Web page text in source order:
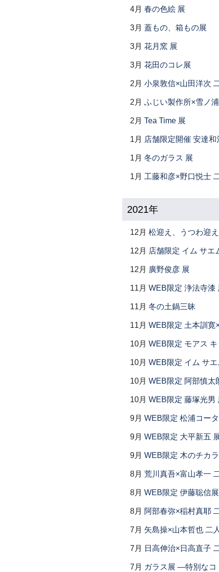
4月 春の色絵 展
3月 蓋もの、箱もの展
3月 花月窯 展
3月 花田のコレ展
2月 小泉敦信×山田洋次
2月 ふじい製作所×雪ノ
2月 Tea Time 展
1月 店舗限定開催 安達和
1月 冬のガラス 展
1月 工藤和彦×野口悦士
2021年
12月 松迎え、うつわ迎
12月 店舗限定 イム サ
12月 廣野俊彦 展
11月 WEB限定 浄法寺漆
11月 冬の土鍋三昧
11月 WEB限定 土本訓寛
10月 WEB限定 モアス
10月 WEB限定 イム サ
10月 WEB限定 阿部慎太
10月 WEB限定 藤塚光男
9月 WEB限定 松浦コー
9月 WEB限定 大平新五
9月 WEB限定 木のチカ
8月 荒川真吾×富山孝一
8月 WEB限定 伊藤聡信展
8月 阿部春弥×稲村真耶
7月 矢島操×山本哲也 二
7月 日高伸治×日高直子
7月 ガラス展 ―特別な